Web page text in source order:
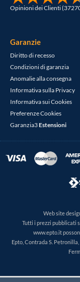
Opinioni dei Clienti
Garanzie
Diritto di recesso
Condizioni di garanzia
Anomalie alla consegna
Informativa sulla Privacy
Informativa sui Cookies
Preferenze Cookies
Garanzia3Estensioni
Web site
Tutti i prezzi pubblicati
www.epto.it
Epto, Contrada S.